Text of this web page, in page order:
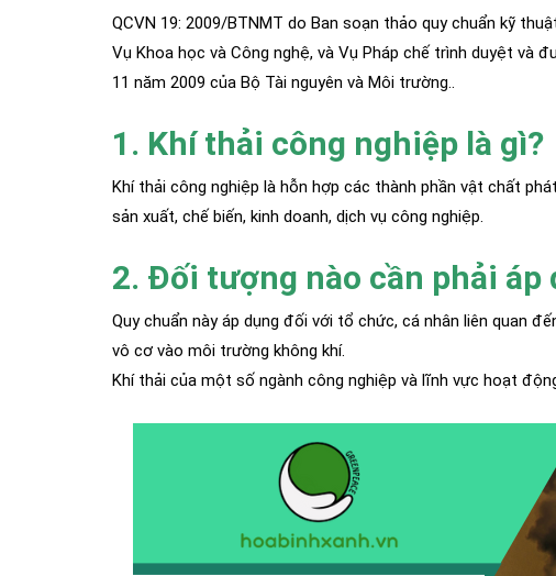
QCVN 19: 2009/BTNMT do Ban soạn thảo quy chuẩn kỹ
Vụ Khoa học và Công nghệ, và Vụ Pháp chế trình duyệt và
11 năm 2009 của Bộ Tài nguyên và Môi trường..
1. Khí thải công nghiệp là gì?
Khí thải công nghiệp là hỗn hợp các thành phần vật chất
sản xuất, chế biến, kinh doanh, dịch vụ công nghiệp.
2. Đối tượng nào cần phải áp
Quy chuẩn này áp dụng đối với tổ chức, cá nhân liên quan
vô cơ vào môi trường không khí.
Khí thải của một số ngành công nghiệp và lĩnh vực hoạt